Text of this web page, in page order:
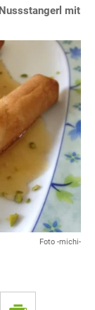
mit
Foto -michi-